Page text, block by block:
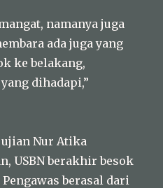
namanya juga
ada juga yang
ke belakang,
dihadapi,”
ujian Nur Atika
USBN berakhir besok
berasal dari